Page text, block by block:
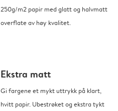
250g/m2 papir med glatt og halvmatt
overflate av høy kvalitet.
Ekstra matt
Gi fargene et mykt uttrykk på klart,
hvitt papir. Ubestrøket og ekstra tykt